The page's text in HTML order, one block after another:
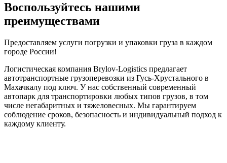
Воспользуйтесь нашими
преимуществами
Предоставляем услуги погрузки и упаковки груза в каждом
городе России!
Логистическая компания Brylov-Logistics предлагает
автотранспортные грузоперевозки из Гусь-Хрустального в
Махачкалу под ключ. У нас собственный современный
автопарк для транспортировки любых типов грузов, в том
числе негабаритных и тяжеловесных. Мы гарантируем
соблюдение сроков, безопасность и индивидуальный подход к
каждому клиенту.